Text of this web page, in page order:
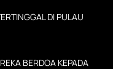
DI PULAU
BERDOA KEPADA